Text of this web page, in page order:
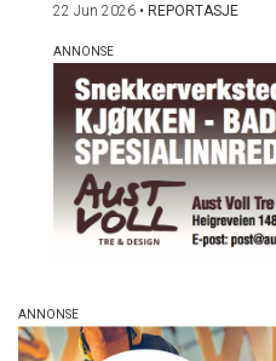
22 Jun 2026 • REPORTASJE